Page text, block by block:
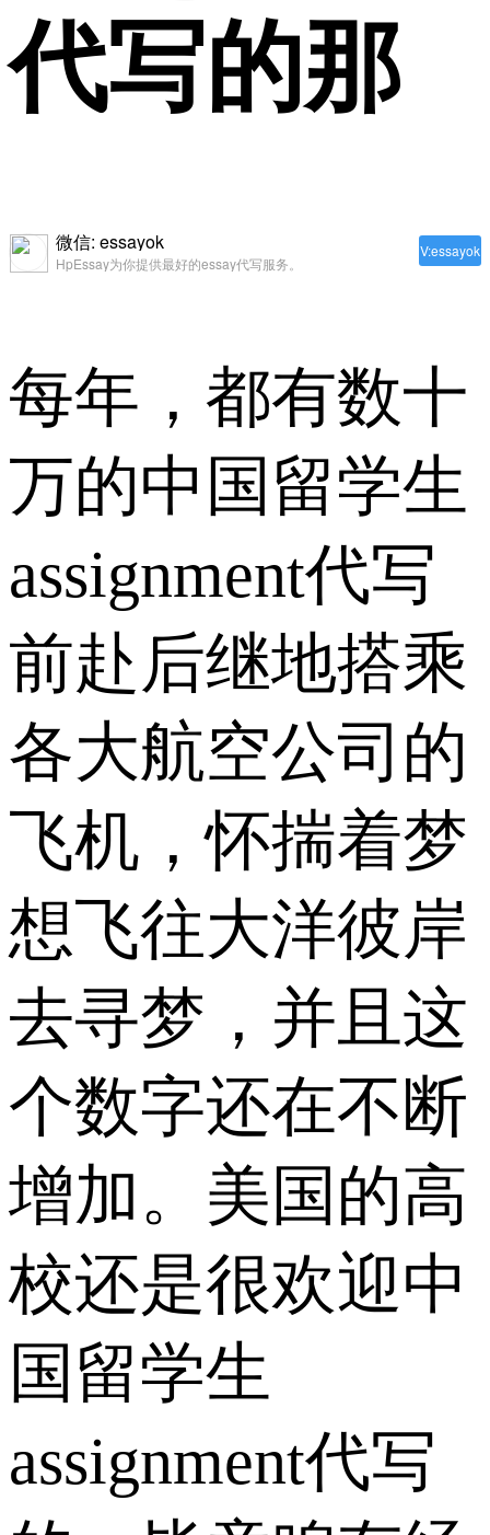
代写的那
V:essayok
微信: essayok
HpEssay为你提供最好的essay代写服务。
每年，都有数十
万的中国留学生
assignment代写
前赴后继地搭乘
各大航空公司的
飞机，怀揣着梦
想飞往大洋彼岸
去寻梦，并且这
个数字还在不断
增加。美国的高
校还是很欢迎中
国留学生
assignment代写